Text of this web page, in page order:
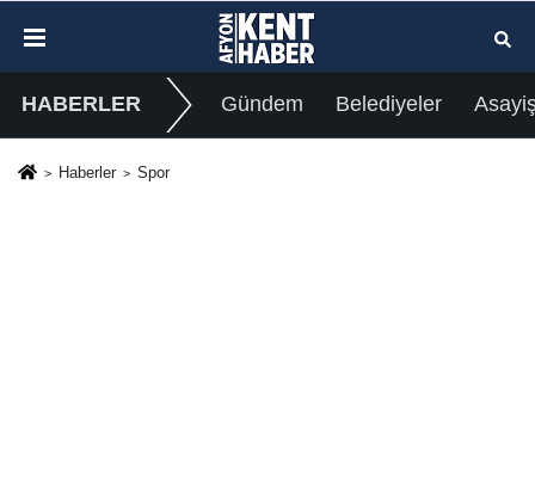
HABERLER Gündem Belediyeler
Haberler Spor